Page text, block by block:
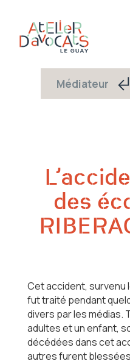
Médiateur
des
Cet accident, survenu
fut traité pendant
divers par les médias.
adultes et un enfant,
décédées dans cet
autres furent